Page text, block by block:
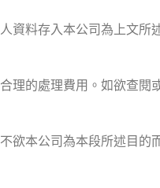
資料存入本公司為上文
理的處理費用。如欲查
欲本公司為本段所述目